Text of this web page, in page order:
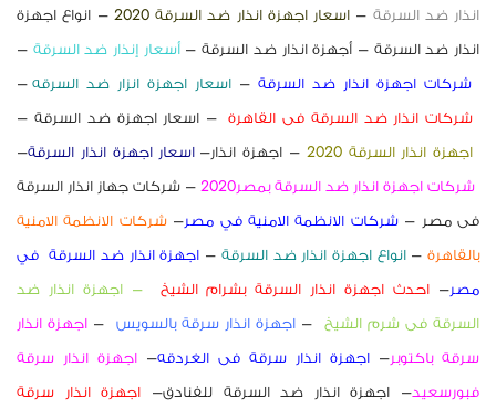
انذار ضد السرقة – اسعار اجهزة انذار ضد السرقة 2020
– انواع اجهزة
انذار ضد السرقة – أجهزة انذار ضد السرقة –أسعار إنذار ضد السرقة –
شركات اجهزة انذار ضد السرقة – اسعار اجهزة انزار ضد السرقه –
شركات انذار ضد السرقة فى القاهرة – اسعار اجهزة ضد السرقة –
اجهزة انذار السرقة 2020
– اجهزة انذار– اسعار اجهزة انذار السرقة–
شركات اجهزة انذار ضد السرقة بمصر2020
– شركات جهاز انذار السرقة
فى مصر –شركات الانظمة الامنية في مصر–شركات الانظمة الامنية
بالقاهرة – انواع اجهزة انذار ضد السرقة – اجهزة انذار ضد السرقة في
مصر– احدث اجهزة انذار السرقةبشرام الشيخ
– اجهزة انذار ضد
السرقةفى شرم الشيخ – اجهزة انذار سرقة بالسويس – اجهزة انذار
سرقة باكتوبر– اجهزة انذار سرقة فى الغردقه– اجهزة انذار سرقة
فبورسعيد– اجهزة انذار ضد السرقة للفنادق– اجهزة انذار سرقة